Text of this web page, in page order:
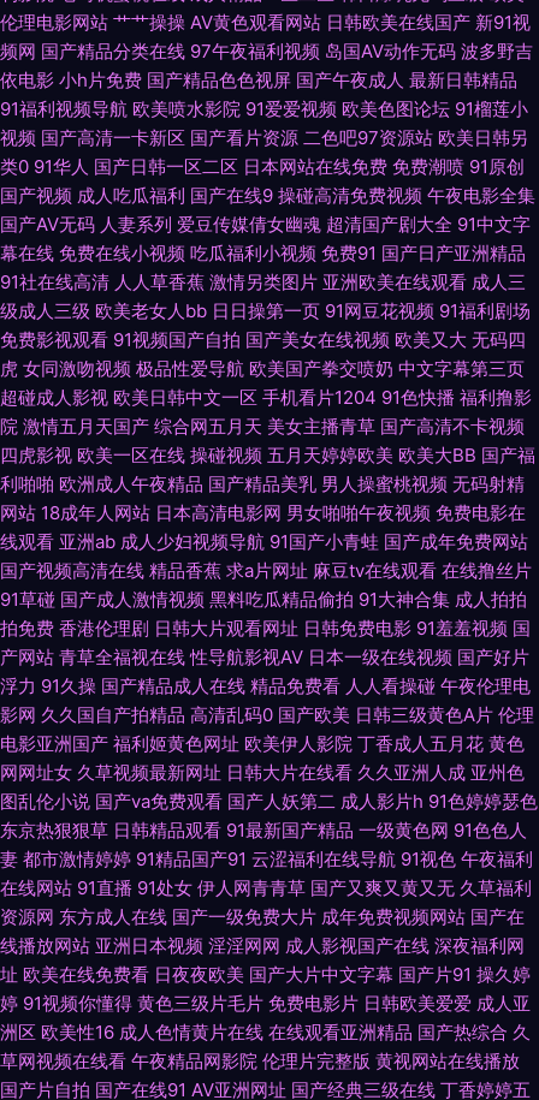
美婷婷 欧美一级AAAAAA 亚洲成AV人国产电影 爱豆影院官网 久肏视频字幕
婷婷一区二区三区 91福利视频导航网 国产高清二区 欧美性交免费网站 亚洲
国产欧美日韩 91秦先生在线 国产欧美 日本不卡视频 91爱爱片 91婷婷色 东
方av一直在线 91精品精品 东方av在线天堂 免费91看片 婷婷av福利 91超碰
成人导航 91小视屏 国产高潮久久 免费看91网站 性欧美第三页 91黄色爆菊
国产亚洲欧美一区二区 天天干天天在线电影 91豆花在线看 不卡av网 久精品
久精品 日韩论理 91成人网站 97夫妻超碰 国产精品自产拍在线观 色五月色五
天色激情 91蝌蚪九色porn 白丝被后入 精品国产精品四区 午夜理伦三级做爰
电影 91三及片网址 91豆花网站免费观看 四虎导航页 91免费视频资源站 国产
精品久久… 婷婷东京热亚洲 91精品白丝国产 激情乱伦五月天黄色 91福利传
媒 精品国产久久艹 91下载入口桃色 少妇丝足性爱网 av91传媒 亚州色视频
大香蕉伊人av 亚洲无码另类专区 黄污污在线观看 91vv视频 久操精品视频在
线播放 97色色资源总站 五月美眉被操 东京热AV在线 在线看AV的网站不卡
久操网址 91国产白丝 91国精产 伦理91探店在线观看 俺去啦俺去啦最新官网
影音先锋岛国伦理 国人第一福利品牌 91干逼 欧美Sm变态在线视频 91视频
在线观看变态版 日本肏肏 91在线精品视频在线视频 91vv在线 老司机性交网
91麻豆传媒三区 欧亚美韩国产综合 日干夜撸 www男人的天堂 婷婷五月影音
先锋av 国产九九精品在线 91牛逼 日韩成人资源在线不卡 wwwcom色色 影
伦理电影网站 艹艹操操 AV黄色观看网站 日韩欧美在线国产 新91视
频网 国产精品分类在线 97午夜福利视频 岛国AV动作无码 波多野吉
依电影 小h片免费 国产精品色色视屏 国产午夜成人 最新日韩精品
91福利视频导航 欧美喷水影院 91爱爱视频 欧美色图论坛 91榴莲小
视频 国产高清一卡新区 国产看片资源 二色吧97资源站 欧美日韩另
类0 91华人 国产日韩一区二区 日本网站在线免费 免费潮喷 91原创
国产视频 成人吃瓜福利 国产在线9 操碰高清免费视频 午夜电影全集
国产AV无码 人妻系列 爱豆传媒倩女幽魂 超清国产剧大全 91中文字
幕在线 免费在线小视频 吃瓜福利小视频 免费91 国产日产亚洲精品
91社在线高清 人人草香蕉 激情另类图片 亚洲欧美在线观看 成人三
级成人三级 欧美老女人bb 日日操第一页 91网豆花视频 91福利剧场
免费影视观看 91视频国产自拍 国产美女在线视频 欧美又大 无码四
虎 女同激吻视频 极品性爱导航 欧美国产拳交喷奶 中文字幕第三页
超碰成人影视 欧美日韩中文一区 手机看片1204 91色快播 福利撸影
院 激情五月天国产 综合网五月天 美女主播青草 国产高清不卡视频
四虎影视 欧美一区在线 操碰视频 五月天婷婷欧美 欧美大BB 国产福
利啪啪 欧洲成人午夜精品 国产精品美乳 男人操蜜桃视频 无码射精
网站 18成年人网站 日本高清电影网 男女啪啪午夜视频 免费电影在
线观看 亚洲ab 成人少妇视频导航 91国产小青蛙 国产成年免费网站
国产视频高清在线 精品香蕉 求a片网址 麻豆tv在线观看 在线撸丝片
91草碰 国产成人激情视频 黑料吃瓜精品偷拍 91大神合集 成人拍拍
拍免费 香港伦理剧 日韩大片观看网址 日韩免费电影 91羞羞视频 国
产网站 青草全福视在线 性导航影视AV 日本一级在线视频 国产好片
浮力 91久操 国产精品成人在线 精品免费看 人人看操碰 午夜伦理电
影网 久久国自产拍精品 高清乱码0 国产欧美 日韩三级黄色A片 伦理
电影亚洲国产 福利姬黄色网址 欧美伊人影院 丁香成人五月花 黄色
网网址女 久草视频最新网址 日韩大片在线看 久久亚洲人成 亚州色
图乱伦小说 国产va免费观看 国产人妖第二 成人影片h 91色婷婷瑟色
东京热狠狠草 日韩精品观看 91最新国产精品 一级黄色网 91色色人
妻 都市激情婷婷 91精品国产91 云涩福利在线导航 91视色 午夜福利
在线网站 91直播 91处女 伊人网青青草 国产又爽又黄又无 久草福利
资源网 东方成人在线 国产一级免费大片 成年免费视频网站 国产在
线播放网站 亚洲日本视频 淫淫网网 成人影视国产在线 深夜福利网
址 欧美在线免费看 日夜夜欧美 国产大片中文字幕 国产片91 操久婷
婷 91视频你懂得 黄色三级片毛片 免费电影片 日韩欧美爱爱 成人亚
洲区 欧美性16 成人色情黄片在线 在线观看亚洲精品 国产热综合 久
草网视频在线看 午夜精品网影院 伦理片完整版 黄视网站在线播放
国产片自拍 国产在线91 AV亚洲网址 国产经典三级在线 丁香婷婷五